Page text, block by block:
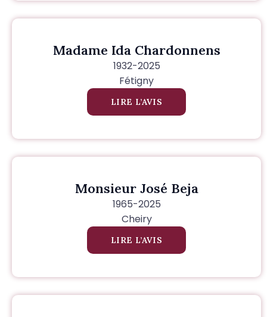
Madame Ida Chardonnens
1932-2025
Fétigny
LIRE L’AVIS
Monsieur José Beja
1965-2025
Cheiry
LIRE L’AVIS